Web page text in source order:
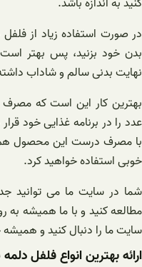
در صورت استفاده زیاد از
بدن خود بزنید، پس بهتر
نهایت بدنی سالم و شاداب
بهترین کار این است که مصرف
عدد را در برنامه غذایی خود
با مصرف درست این محصول
خوبی استفاده خواهید کرد.
شما در سایت ما می توانید
مطالعه کنید و با ما همیشه
سایت ما را دنبال کنید و همیشه
ارائه بهترین انواع فلفل